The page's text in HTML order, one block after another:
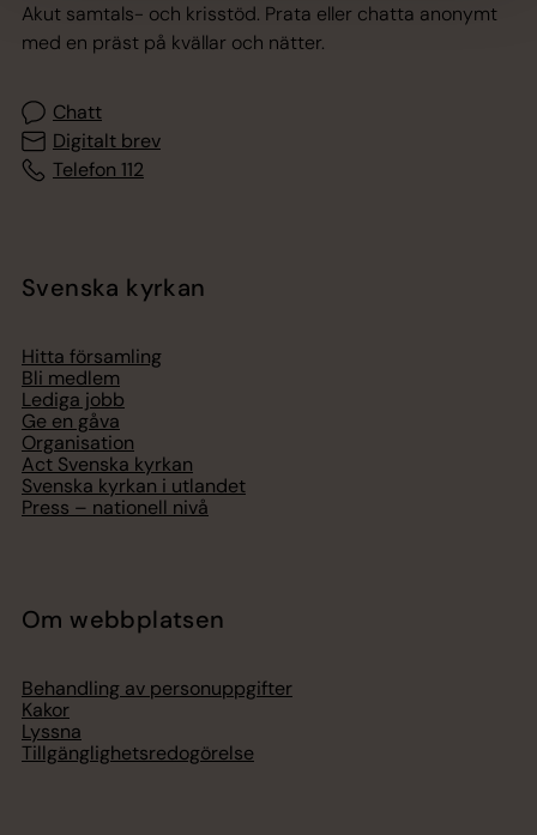
Akut samtals- och krisstöd. Prata eller chatta anonymt
med en präst på kvällar och nätter.
Chatt
Digitalt brev
Telefon 112
Svenska kyrkan
Hitta församling
Bli medlem
Lediga jobb
Ge en gåva
Organisation
Act Svenska kyrkan
Svenska kyrkan i utlandet
Press – nationell nivå
Om webbplatsen
Behandling av personuppgifter
Kakor
Lyssna
Tillgänglighetsredogörelse